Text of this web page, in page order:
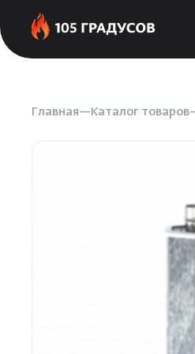
Главная Каталог товаров